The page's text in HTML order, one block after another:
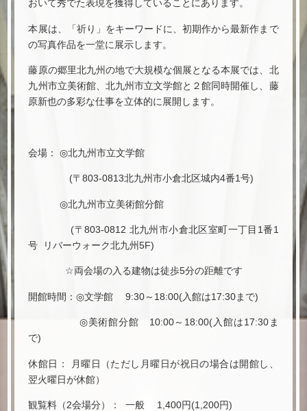
おいて秀でた表現を獲得していることにあります。
本展は、「祈り」をキーワードに、初期作から最新作まで
の写真作品を一堂に展示します。
藤原の郷里北九州の地で大規模な個展となる本展では、北
九州市立美術館、北九州市立文学館と２館同時開催し、藤
原新也の多彩な仕事を立体的に展開します。
会場： ◎北九州市立文学館
(〒803-0813北九州市小倉北区城内4番1号)
◎北九州市立美術館分館
(〒803-0812 北九州市小倉北区室町一丁目1番1
号 リバーウォーク北九州5F)
☆両会場の入る建物は徒歩5分の距離です
開館時間：◎文学館 9:30～18:00(入館は17:30まで)
◎美術館分館 10:00～18:00(入館は17:30ま
で)
休館日： 月曜日（ただし月曜日が祝日の場合は開館し、
翌火曜日が休館）
観覧料（2会場分）： 一般 1,400円(1,200円)